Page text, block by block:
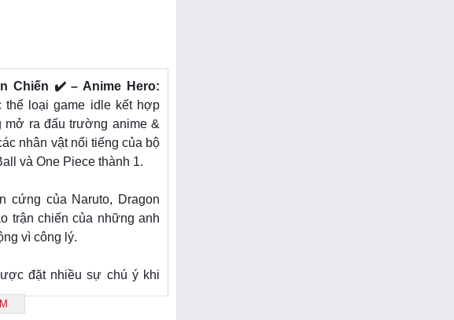
Chiến ✔️ – Anime Hero:
thể loại game idle kết hợp
mở ra đấu trường anime &
nhân vật nổi tiếng của bộ
và One Piece thành 1.
cứng của Naruto, Dragon
trận chiến của những anh
vì công lý.
đặt nhiều sự chú ý khi
gốc mà còn vô cùng đa
nhiên, do game chỉ có 5